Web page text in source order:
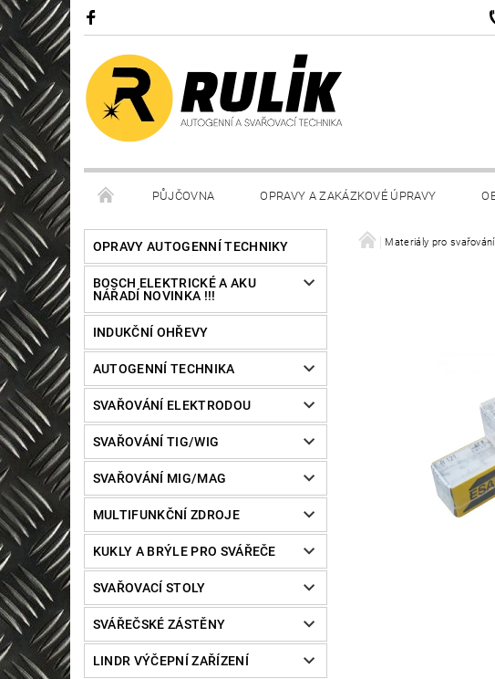
PŮJČOVNA OPRAVY A ZAKÁZKOVÉ ÚPRAVY
OPRAVY AUTOGENNÍ TECHNIKY
BOSCH ELEKTRICKÉ A AKU
NÁŘADÍ NOVINKA !!!
INDUKČNÍ OHŘEVY
AUTOGENNÍ TECHNIKA
SVAŘOVÁNÍ ELEKTRODOU
SVAŘOVÁNÍ TIG/WIG
SVAŘOVÁNÍ MIG/MAG
MULTIFUNKČNÍ ZDROJE
KUKLY A BRÝLE PRO SVÁŘEČE
SVAŘOVACÍ STOLY
SVÁŘEČSKÉ ZÁSTĚNY
LINDR VÝČEPNÍ ZAŘÍZENÍ
Materiály pro svařování